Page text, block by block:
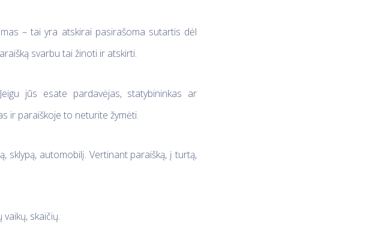
– tai yra atskirai pasirašoma sutartis dėl
svarbu tai žinoti ir atskirti.
jūs esate pardavėjas, statybininkas ar
ir paraiškoje to neturite žymėti.
sklypą, automobilį. Vertinant paraišką, į turtą,
skaičių.